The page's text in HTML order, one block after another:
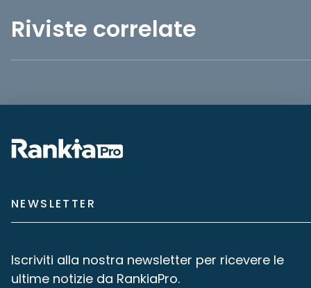
Riviste correlate
NEWSLETTER
Iscriviti alla nostra newsletter per ricevere le
ultime notizie da RankiaPro.